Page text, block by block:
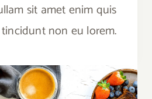
sit amet enim quis
non eu lorem.